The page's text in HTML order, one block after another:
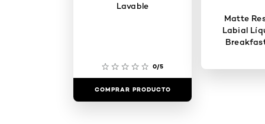
Lavable
0/5
COMPRAR PRODUCTO
Matte
Labial